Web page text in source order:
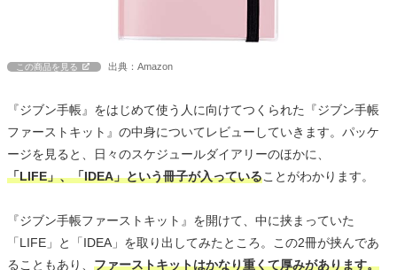
この商品を見る 出典：Amazon
『ジブン手帳』をはじめて使う人に向けてつくられた『ジブン手帳
ファーストキット』の中身についてレビューしていきます。パッケ
ージを見ると、日々のスケジュールダイアリーのほかに、
「LIFE」、「IDEA」という冊子が入っていることがわかります。
『ジブン手帳ファーストキット』を開けて、中に挟まっていた
「LIFE」と「IDEA」を取り出してみたところ。この2冊が挟んであ
ることもあり、 ファーストキットはかなり重くて厚みがあります。